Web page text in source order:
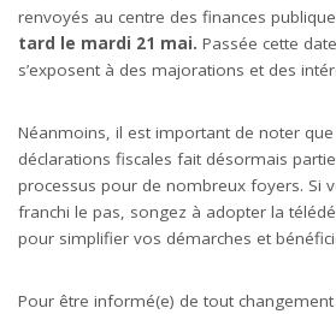
renvoyés au centre des finances
tard le mardi 21 mai. Passée cette
s’exposent à des majorations et des
Néanmoins, il est important de noter
déclarations fiscales fait désormais
processus pour de nombreux foyers. Si
franchi le pas, songez à adopter la
pour simplifier vos démarches et
Pour être informé(e) de tout